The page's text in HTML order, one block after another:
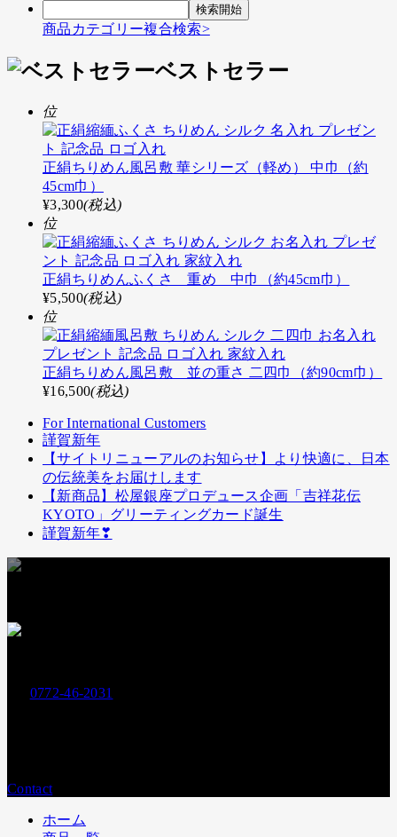
商品カテゴリー複合検索>
ベストセラー
位
正絹ちりめん風呂敷 華シリーズ（軽め） 中巾（約
45cm巾）
¥3,300(税込)
位
正絹ちりめんふくさ 重め 中巾（約45cm巾）
¥5,500(税込)
位
正絹ちりめん風呂敷 並の重さ 二四巾（約90cm巾）
¥16,500(税込)
For International Customers
謹賀新年
【サイトリニューアルのお知らせ】より快適に、日本
の伝統美をお届けします
【新商品】松屋銀座プロデュース企画「吉祥花伝
KYOTO」グリーティングカード誕生
謹賀新年❣
0772-46-2031
Contact
ホーム